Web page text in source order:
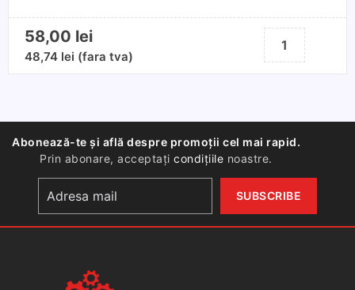
58,00 lei
48,74 lei (fara tva)
Cantitate
Mastic
310
SINTO
Abonează-te și află despre promoții cel mai rapid.
Prin abonare, acceptațicondițiile noastre.